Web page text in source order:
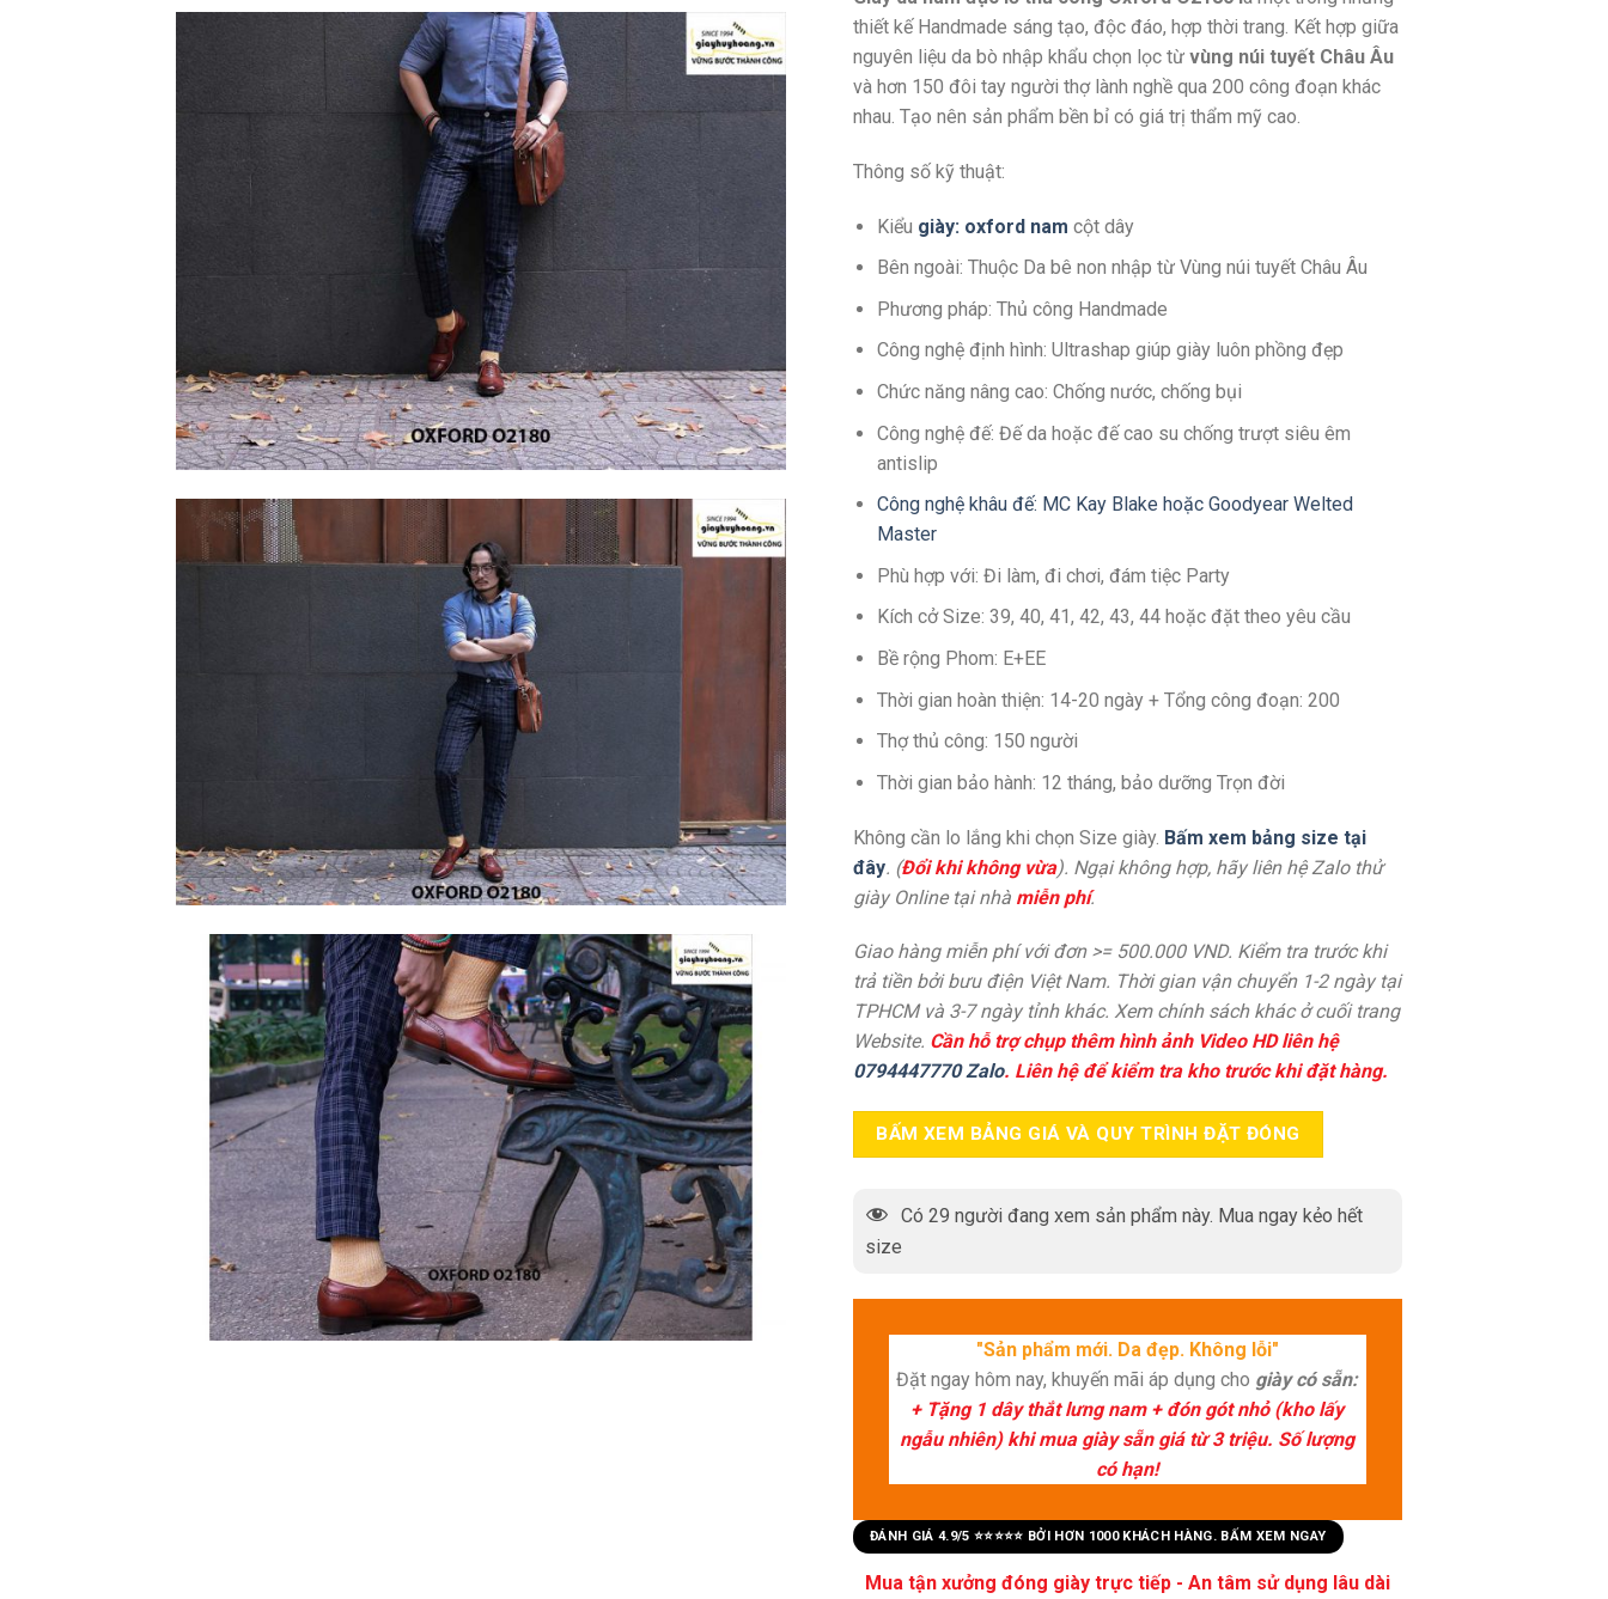
thiết kế Handmade sáng tạo, độc đáo, hợp thời trang. Kết hợp giữa
nguyên liệu da bò nhập khẩu chọn lọc từ vùng núi tuyết Châu Âu
và hơn 150 đôi tay người thợ lành nghề qua 200 công đoạn khác
nhau. Tạo nên sản phẩm bền bỉ có giá trị thẩm mỹ cao.
Thông số kỹ thuật:
Kiểu giày: oxford nam cột dây
Bên ngoài: Thuộc Da bê non nhập từ Vùng núi tuyết Châu Âu
Phương pháp: Thủ công Handmade
Công nghệ định hình: Ultrashap giúp giày luôn phồng đẹp
Chức năng nâng cao: Chống nước, chống bụi
Công nghệ đế: Đế da hoặc đế cao su chống trượt siêu êm
antislip
Công nghệ khâu đế: MC Kay Blake hoặc Goodyear Welted
Master
Phù hợp với: Đi làm, đi chơi, đám tiệc Party
Kích cở Size: 39, 40, 41, 42, 43, 44 hoặc đặt theo yêu cầu
Bề rộng Phom: E+EE
Thời gian hoàn thiện: 14-20 ngày + Tổng công đoạn: 200
Thợ thủ công: 150 người
Thời gian bảo hành: 12 tháng, bảo dưỡng Trọn đời
Không cần lo lắng khi chọn Size giày. Bấm xem bảng size tại
đây. (Đổi khi không vừa). Ngại không hợp, hãy liên hệ Zalo thử
giày Online tại nhà miễn phí.
Giao hàng miễn phí với đơn >= 500.000 VND. Kiểm tra trước khi
trả tiền bởi bưu điện Việt Nam. Thời gian vận chuyển 1-2 ngày tại
TPHCM và 3-7 ngày tỉnh khác. Xem chính sách khác ở cuối trang
Website. Cần hỗ trợ chụp thêm hình ảnh Video HD liên hệ
0794447770 Zalo. Liên hệ để kiểm tra kho trước khi đặt hàng.
BẤM XEM BẢNG GIÁ VÀ QUY TRÌNH ĐẶT ĐÓNG
Có 29 người đang xem sản phẩm này. Mua ngay kẻo hết
size
"Sản phẩm mới. Da đẹp. Không lỗi"
Đặt ngay hôm nay, khuyến mãi áp dụng cho giày có sẵn:
+ Tặng 1 dây thắt lưng nam + đón gót nhỏ (kho lấy
ngẫu nhiên) khi mua giày sẵn giá từ 3 triệu. Số lượng
có hạn!
ĐÁNH GIÁ 4.9/5 ⭐⭐⭐⭐⭐ BỞI HƠN 1000 KHÁCH HÀNG. BẤM XEM NGAY
Mua tận xưởng đóng giày trực tiếp - An tâm sử dụng lâu dài